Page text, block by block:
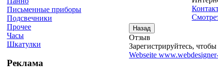
Письменные приборы
Подсвечники
Прочее
Часы
Шкатулки
Реклама
Отзыв
Зарегистрируйтесь, чтобы
Webseite